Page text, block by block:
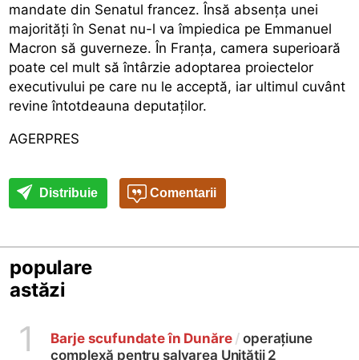
mandate din Senatul francez. Însă absența unei
majorități în Senat nu-l va împiedica pe Emmanuel
Macron să guverneze. În Franța, camera superioară
poate cel mult să întârzie adoptarea proiectelor
executivului pe care nu le acceptă, iar ultimul cuvânt
revine întotdeauna deputaților.
AGERPRES
Distribuie Comentarii
populare
astăzi
1 Barje scufundate în Dunăre / operațiune
complexă pentru salvarea Unității 2